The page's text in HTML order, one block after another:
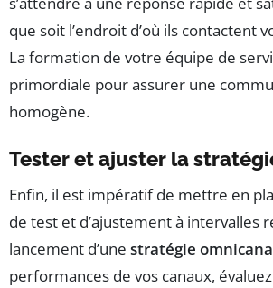
que soit l’endroit d’où ils contactent
La formation de votre équipe de
primordiale pour assurer une
homogène.
Tester et ajuster la
Enfin, il est impératif de mettre en
de test et d’ajustement à intervalles
lancement d’une stratégie
performances de vos canaux,